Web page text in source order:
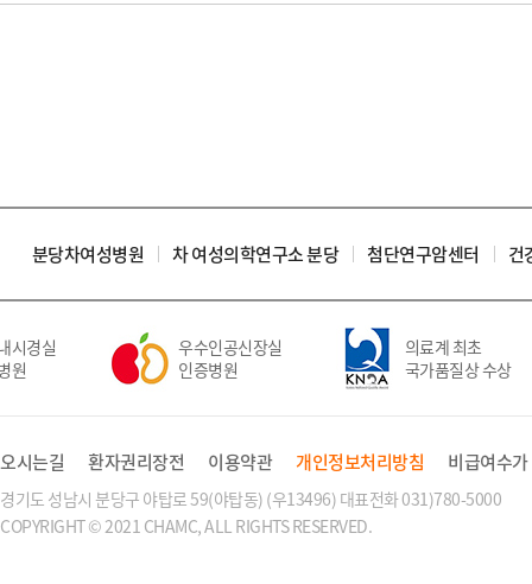
분당차여성병원 차 여성의학연구소 분당 첨단연구암센터 건
경실
우수인공신장실
인증병원
의료계 최초
국가품질상 수상
오시는길 환자권리장전 이용약관 개인정보처리방침 비급여수가
경기도 성남시 분당구 야탑로 59(야탑동) (우13496) 대표전화 031)780-5000
COPYRIGHT © 2021 CHAMC, ALL RIGHTS RESERVED.